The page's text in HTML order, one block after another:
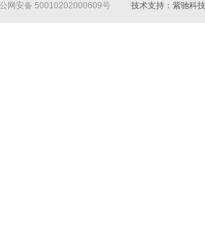
网安备 50010202000609号 技术支持： 紫驰科技